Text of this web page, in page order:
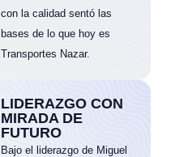
con la calidad sentó las
bases de lo que hoy es
Transportes Nazar.
LIDERAZGO CON
MIRADA DE
FUTURO
Bajo el liderazgo de Miguel